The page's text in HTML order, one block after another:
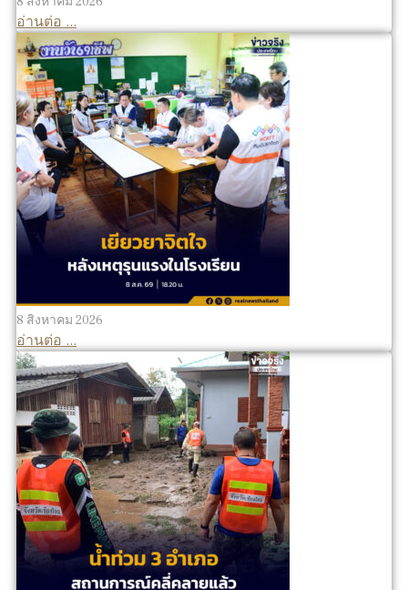
อ่านต่อ ...
8 สิงหาคม 2026
อ่านต่อ ...